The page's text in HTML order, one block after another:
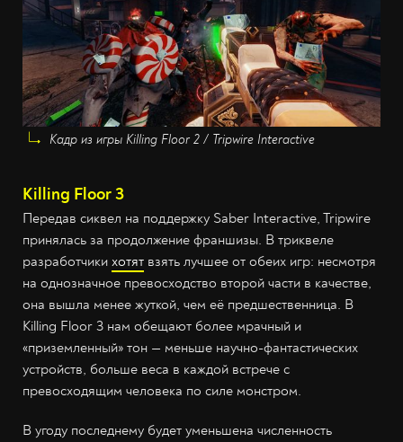
Кадр из игры Killing Floor 2 / Tripwire Interactive
Killing Floor 3
Передав сиквел на поддержку Saber Interactive, Tripwire
принялась за продолжение франшизы. В триквеле
разработчики хотят взять лучшее от обеих игр: несмотря
на однозначное превосходство второй части в качестве,
она вышла менее жуткой, чем её предшественница. В
Killing Floor 3 нам обещают более мрачный и
«приземленный» тон — меньше научно-фантастических
устройств, больше веса в каждой встрече с
превосходящим человека по силе монстром.
В угоду последнему будет уменьшена численность